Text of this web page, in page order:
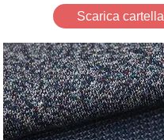
Scarica cartella